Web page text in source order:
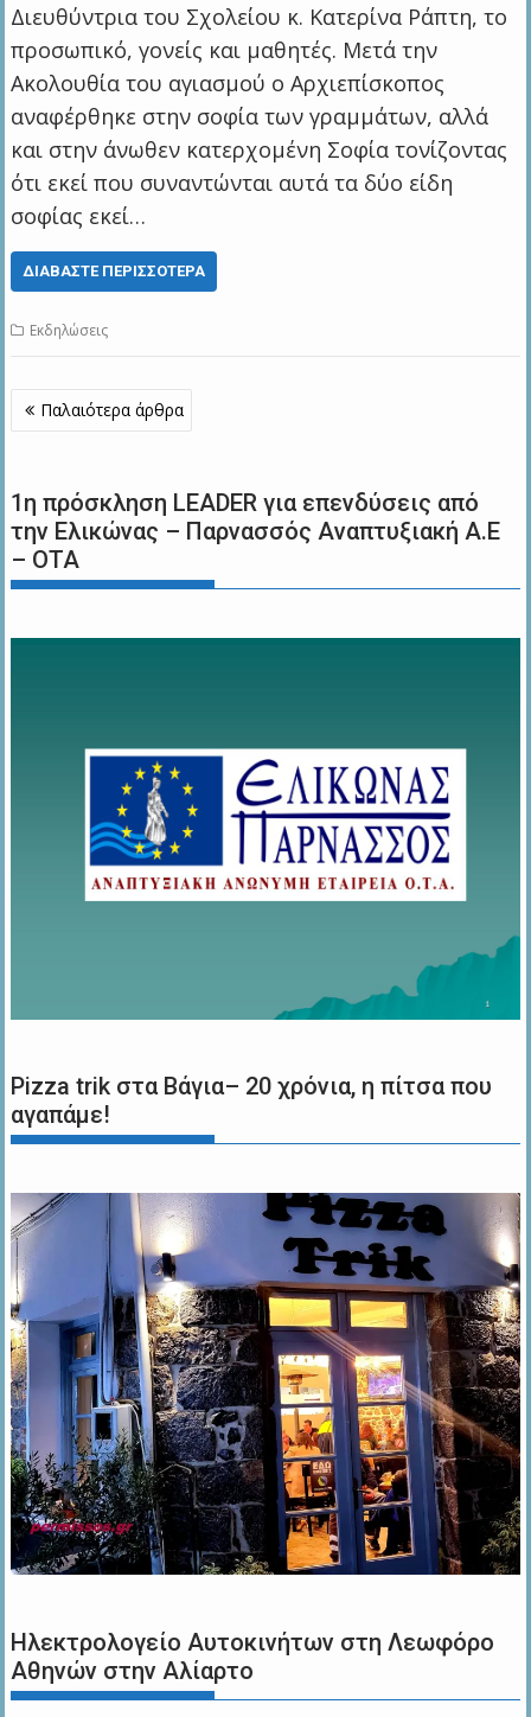
Διευθύντρια του Σχολείου κ. Κατερίνα Ράπτη, το
προσωπικό, γονείς και μαθητές. Μετά την
Ακολουθία του αγιασμού ο Αρχιεπίσκοπος
αναφέρθηκε στην σοφία των γραμμάτων, αλλά
και στην άνωθεν κατερχομένη Σοφία τονίζοντας
ότι εκεί που συναντώνται αυτά τα δύο είδη
σοφίας εκεί…
ΔΙΑΒΆΣΤΕ ΠΕΡΙΣΣΌΤΕΡΑ
Εκδηλώσεις
Πλοήγηση
άρθρων
Παλαιότερα άρθρα
1η πρόσκληση LEADER για επενδύσεις από
την Ελικώνας – Παρνασσός Αναπτυξιακή Α.Ε
– ΟΤΑ
Pizza trik στα Βάγια– 20 χρόνια, η πίτσα που
αγαπάμε!
Ηλεκτρολογείο Αυτοκινήτων στη Λεωφόρο
Αθηνών στην Αλίαρτο